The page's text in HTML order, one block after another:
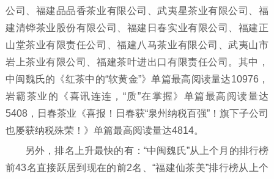
公司、福建品品香茶业有限公司、武夷星茶业有限公司、福
建清铧茶业股份有限公司、福建日春实业有限公司、福建正
山堂茶业有限责任公司、福建八马茶业有限公司、武夷山市
岩上茶业有限公司、福建茶叶进出口有限责任公司。其中，
中闽魏氏的《红茶中的“软黄金”》单篇最高阅读量达10976，
岩霸茶业的《喜讯连连，“质”在掌握》单篇最高阅读量达
5408，日春茶业《喜报！日春获“泉州纳税百强”！旗下子公司
也屡获纳税殊荣！》单篇最高阅读量达4814。
另外，排名上升最快的有：“中闽魏氏”从上个月的排行榜
前43名直接跃居到现在的前2名、“福建仙茶美”排行榜从上个